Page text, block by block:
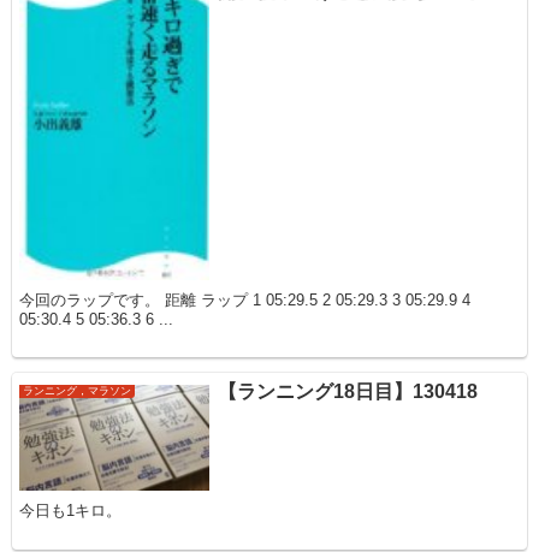
今回のラップです。 距離 ラップ 1 05:29.5 2 05:29.3 3 05:29.9 4
05:30.4 5 05:36.3 6 ...
ランニング，マラソン 【ランニング18日目】130418
今日も1キロ。